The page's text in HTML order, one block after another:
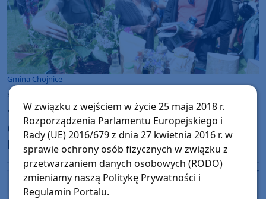
Gmina Chojnice
sobota, 25 lipca 2026, 12:49
17 edycja Jarmarku Ekoturystycznego "Czym
Chata Bogata". Na imprezie w Charzykowach
było sporo atrakcji przyrodniczych (FOTO)
W związku z wejściem w życie 25 maja 2018 r.
Rozporządzenia Parlamentu Europejskiego i
Rady (UE) 2016/679 z dnia 27 kwietnia 2016 r. w
sprawie ochrony osób fizycznych w związku z
przetwarzaniem danych osobowych (RODO)
zmieniamy naszą Politykę Prywatności i
Regulamin Portalu.